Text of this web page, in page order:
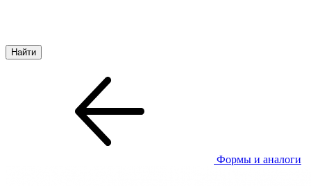
Формы и аналоги